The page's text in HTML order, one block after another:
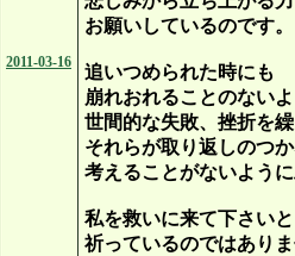
2011-03-16
お願いしているのです。
追いつめられた時にも
崩れおれることのない
世間的な失敗、挫折を
それらが取り返しのつ
考えることがないよう
私を救いに来て下さいと
祈っているのではあり